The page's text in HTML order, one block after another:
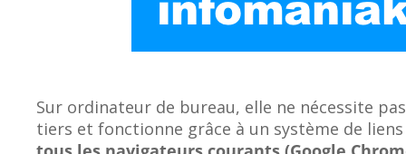
Sur ordinateur de bureau, elle ne nécessite
tiers et fonctionne grâce à un système de